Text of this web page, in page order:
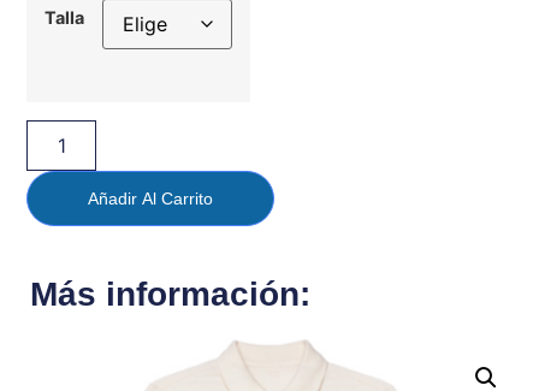
Talla
Añadir Al Carrito
Más información: